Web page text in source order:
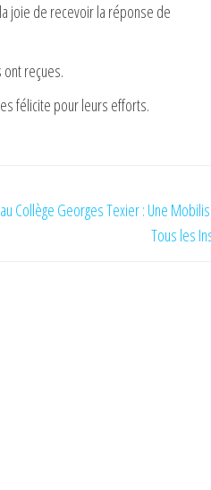
joie de recevoir la réponse de
reçues.
félicite pour leurs efforts.
Collège Georges Texier : Une
Tous les